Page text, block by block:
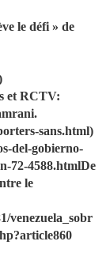
le défi » de
et RCTV:
sans.html)
del-gobierno-
72-4588.htmlDe
le
venezuela_sobr